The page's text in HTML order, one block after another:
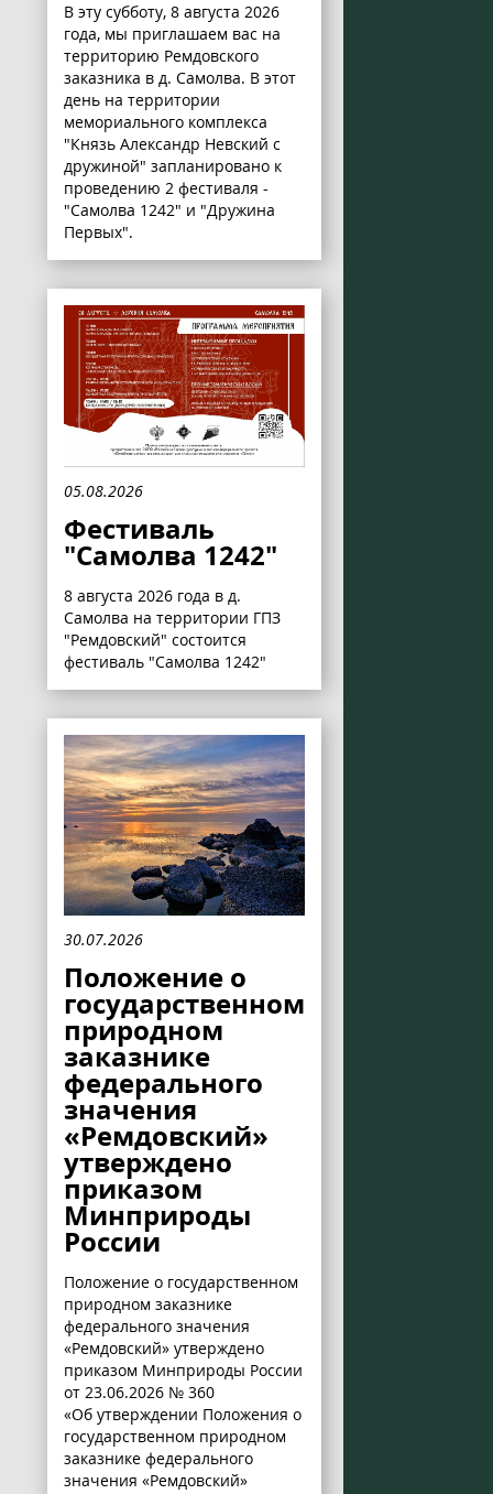
В эту субботу, 8 августа 2026
года, мы приглашаем вас на
территорию Ремдовского
заказника в д. Самолва. В этот
день на территории
мемориального комплекса
"Князь Александр Невский с
дружиной" запланировано к
проведению 2 фестиваля -
"Самолва 1242" и "Дружина
Первых".
05.08.2026
Фестиваль
"Самолва 1242"
8 августа 2026 года в д.
Самолва на территории ГПЗ
"Ремдовский" состоится
фестиваль "Самолва 1242"
30.07.2026
Положение о
государственном
природном
заказнике
федерального
значения
«Ремдовский»
утверждено
приказом
Минприроды
России
Положение о государственном
природном заказнике
федерального значения
«Ремдовский» утверждено
приказом Минприроды России
от 23.06.2026 № 360
«Об утверждении Положения о
государственном природном
заказнике федерального
значения «Ремдовский»